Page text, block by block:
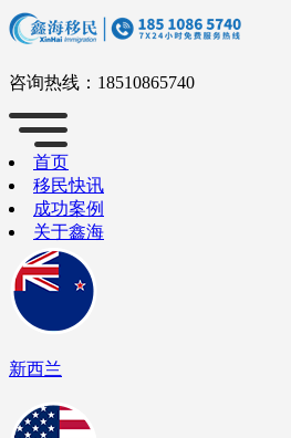
咨询热线： 18510865740
首页
移民快讯
成功案例
关于鑫海
新西兰